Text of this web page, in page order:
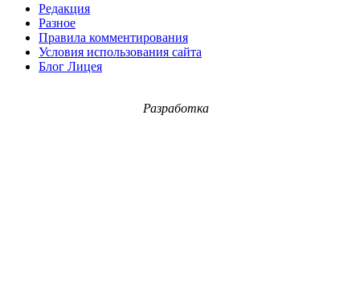
Редакция
Разное
Правила комментирования
Условия использования сайта
Блог Лицея
Разработка